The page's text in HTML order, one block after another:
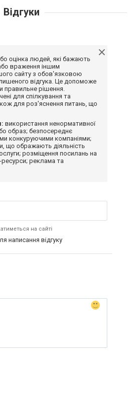
Відгуки
оцінка людей, які бажають
враження іншим
сайту з обов'язковою
відгука. Це допоможе
правильне рішення.
для спілкування та
для роз'яснення питань, що
використання ненормативної
образ; безпосереднє
конкуруючими компаніями;
що ображають діяльність
розміщення посилань на
ресурси; реклама та
на сайті
написання відгуку